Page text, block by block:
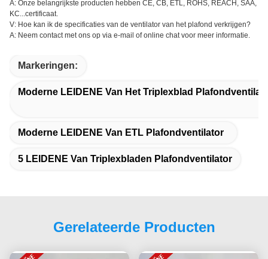
A: Onze belangrijkste producten hebben CE, CB, ETL, ROHS, REACH, SAA,
KC...certificaat.
V: Hoe kan ik de specificaties van de ventilator van het plafond verkrijgen?
A: Neem contact met ons op via e-mail of online chat voor meer informatie.
Markeringen:
Moderne LEIDENE Van Het Triplexblad
Moderne LEIDENE Van ETL Plafondventilator
5 LEIDENE Van Triplexbladen Plafondventilator
Gerelateerde Producten